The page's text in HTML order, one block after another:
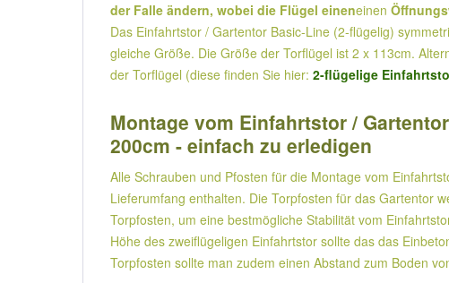
der Falle ändern, wobei die Flügel eineneinen
Das Einfahrtstor / Gartentor Basic-Line (2-flügelig)
gleiche Größe. Die Größe der Torflügel ist 2 x 113cm.
der Torflügel (diese finden Sie hier: 2-flügelige
Montage vom Einfahrtstor /
200cm - einfach zu erledigen
Alle Schrauben und Pfosten für die Montage vom
Lieferumfang enthalten. Die Torpfosten für das Gartentor
Torpfosten, um eine bestmögliche Stabilität vom
Höhe des zweiflügeligen Einfahrtstor sollte das das
Torpfosten sollte man zudem einen Abstand zum Boden